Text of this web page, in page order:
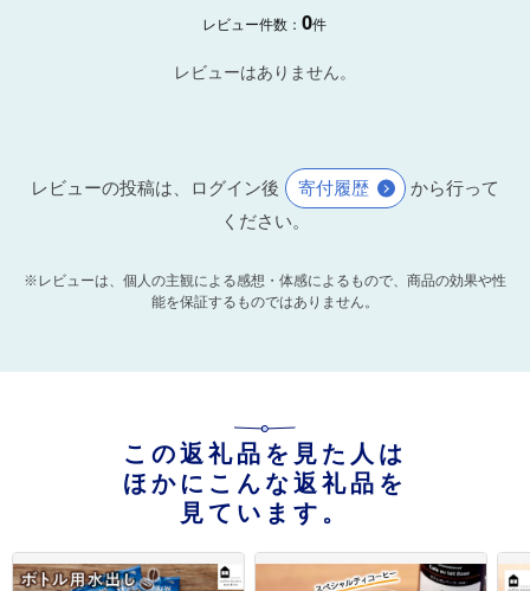
レビュー件数：0件
レビューはありません。
レビューの投稿は、ログイン後 寄付履歴
から行って
ください。
※レビューは、個人の主観による感想・体感によるもので、商品の効果や性
能を保証するものではありません。
この返礼品を見た人は
ほかにこんな返礼品を
見ています。